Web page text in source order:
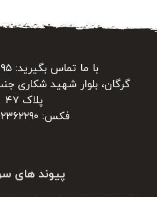
با ما تماس بگیرید: ۰۱۷۳۲۳۲۸۰۹۵
گرگان، بلوار شهید شکاری
پلاک ۴۷
فکس: ۰۱۷۳۲۳۶۲۲۹۰
پیوند های